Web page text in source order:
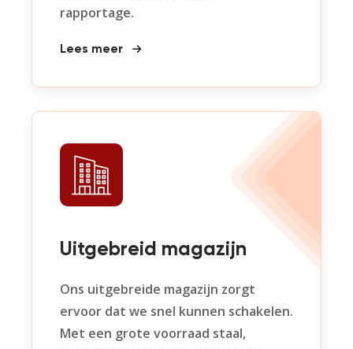
rapportage.
Lees meer
Uitgebreid magazijn
Ons uitgebreide magazijn zorgt
ervoor dat we snel kunnen schakelen.
Met een grote voorraad staal,